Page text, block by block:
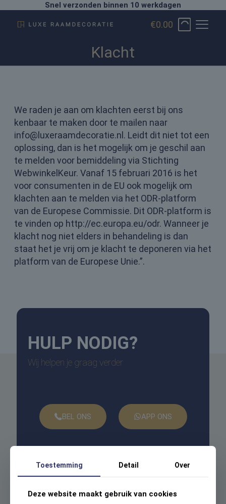
Snel verzonden binnen 10 werkdagen
€0.00
Klacht
We raden je aan om klachten eerst bij ons
kenbaar te maken door te mailen naar
info@luxeraamdecoratie.nl. Leidt dit niet tot een
oplossing, dan is het mogelijk om je geschil aan
te melden voor bemiddeling via Stichting
WebwinkelKeur. Vanaf 15 februari 2016 is het
voor consumenten in de EU ook mogelijk om
klachten aan te melden via het ODR-platform
van de Europese Commissie. Dit ODR-platform is
te vinden op http://ec.europa.eu/odr. Wanneer je
klacht nog niet elders in behandeling is dan
staat het je vrij om je klacht te deponeren via het
platform van de Europese Unie.”.
HULP NODIG?
Wij helpen je graag verder
BEL ONS APP ONS
MAIL ONS
Toestemming Detail Over
Deze website maakt gebruik van cookies